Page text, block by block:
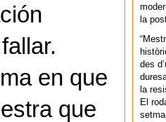
en que
que
la
des
la
El